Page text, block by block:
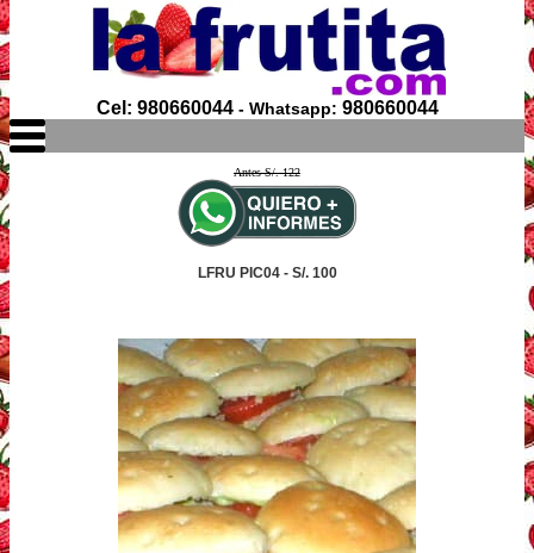
Cel: 980660044- Whatsapp: 980660044
Antes S/. 122
LFRU PIC04 - S/. 100